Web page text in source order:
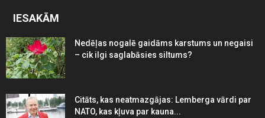
IESAKĀM
Nedēļas nogalē gaidāms karstums un negaisi
– cik ilgi saglabāsies siltums?
Citāts, kas neatmazgājas: Lemberga vārdi par
NATO, kas kļuva par kauna...